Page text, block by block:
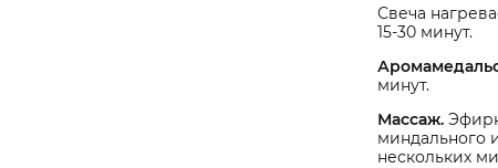
Свеча
15-30 минут.
минут.
Массаж.
миндального
нескольких